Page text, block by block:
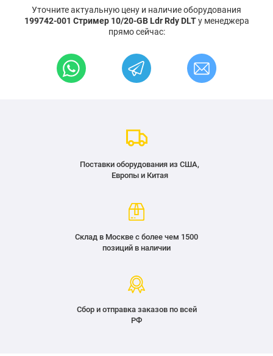
Уточните актуальную цену и наличие оборудования
199742-001 Стример 10/20-GB Ldr Rdy DLTу менеджера
прямо сейчас:
Поставки оборудования из США,
Европы и Китая
Склад в Москве с более чем 1500
позиций в наличии
Сбор и отправка заказов по всей
РФ